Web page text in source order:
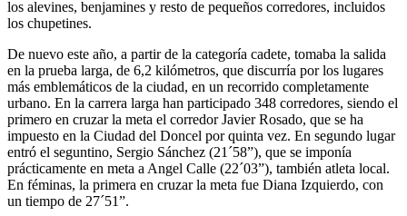
los alevines, benjamines y resto de pequeños corredores, incluidos
los chupetines.
De nuevo este año, a partir de la categoría cadete, tomaba la salida
en la prueba larga, de 6,2 kilómetros, que discurría por los lugares
más emblemáticos de la ciudad, en un recorrido completamente
urbano. En la carrera larga han participado 348 corredores, siendo el
primero en cruzar la meta el corredor Javier Rosado, que se ha
impuesto en la Ciudad del Doncel por quinta vez. En segundo lugar
entró el seguntino, Sergio Sánchez (21´58”), que se imponía
prácticamente en meta a Angel Calle (22´03”), también atleta local.
En féminas, la primera en cruzar la meta fue Diana Izquierdo, con
un tiempo de 27´51”.